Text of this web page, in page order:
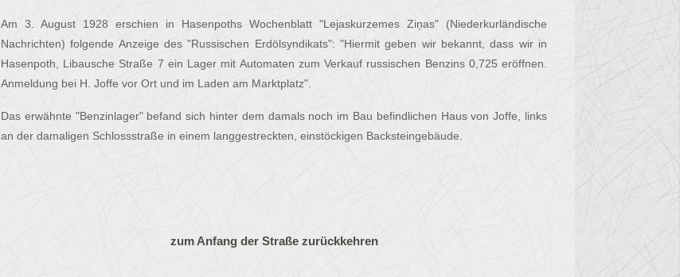
Am 3. August 1928 erschien in Hasenpoths Wochenblatt "Lejaskurzemes Ziņas" (Niederkurländische
Nachrichten) folgende Anzeige des "Russischen Erdölsyndikats": "Hiermit geben wir bekannt, dass wir in
Hasenpoth, Libausche Straße 7 ein Lager mit Automaten zum Verkauf russischen Benzins 0,725 eröffnen.
Anmeldung bei H. Joffe vor Ort und im Laden am Marktplatz".
Das erwähnte "Benzinlager" befand sich hinter dem damals noch im Bau befindlichen Haus von Joffe, links
an der damaligen Schlossstraße in einem langgestreckten, einstöckigen Backsteingebäude.
zum Anfang der Straße zurückkehren